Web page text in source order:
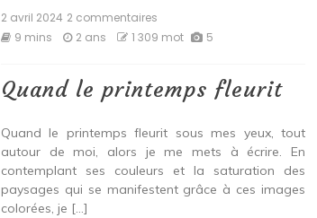
2 avril 2024 2 commentaires
Quand
9 mins 2 ans 1 309 mot 5
Quand le printemps fleurit
Quand le printemps fleurit sous mes yeux, tout
autour de moi, alors je me mets à écrire. En
contemplant ses couleurs et la saturation des
paysages qui se manifestent grâce à ces images
colorées, je […]